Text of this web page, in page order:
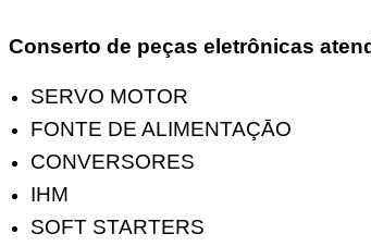
Conserto de peças eletrônicas
SERVO MOTOR
FONTE DE ALIMENTAÇĀO
CONVERSORES
IHM
SOFT STARTERS